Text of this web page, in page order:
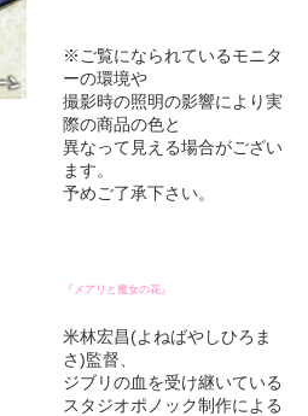
※ご覧になられているモニタ
ーの環境や
撮影時の照明の影響により実
際の商品の色と
異なって見える場合がござい
ます。
予めご了承下さい。
『メアリと魔女の花』
米林宏昌(よねばやしひろま
さ)監督、
ジブリの血を受け継いている
スタジオポノック制作による